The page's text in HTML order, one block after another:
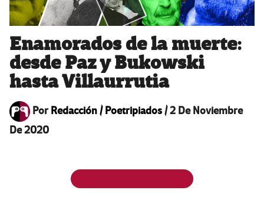
Enamorados de la muerte:
desde Paz y Bukowski
hasta Villaurrutia
PorRedacción / Poetripiados/2 De Noviembre
De 2020